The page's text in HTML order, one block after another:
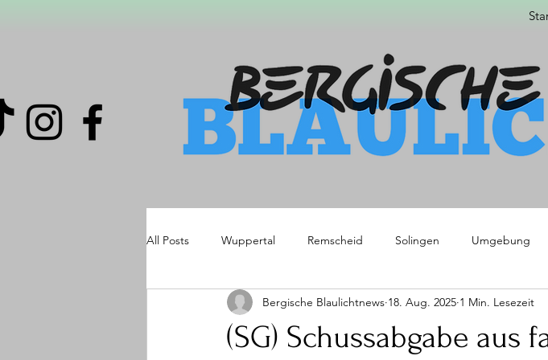
All Posts Wuppertal Remscheid Solingen Umgebung
(SG) Schussabgabe aus
Bergische Blaulichtnews 18. Aug. 2025 1 Min. Lesezeit